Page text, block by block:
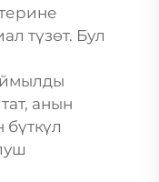
түзөт. Бул
анын